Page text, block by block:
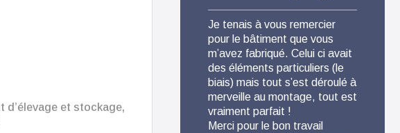
d’élevage et stockage,
Je tenais à vous remercier
pour le bâtiment que vous
m’avez fabriqué. Celui ci avait
des éléments particuliers (le
biais) mais tout s’est déroulé à
merveille au montage, tout est
vraiment parfait !
Merci pour le bon travail